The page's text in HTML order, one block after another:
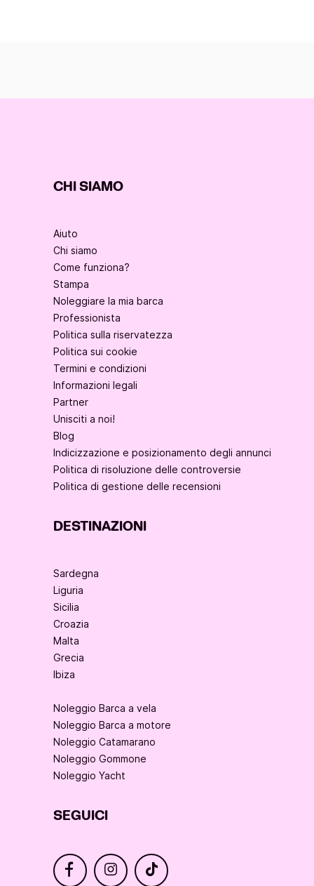
CHI SIAMO
Aiuto
Chi siamo
Come funziona?
Stampa
Noleggiare la mia barca
Professionista
Politica sulla riservatezza
Politica sui cookie
Termini e condizioni
Informazioni legali
Partner
Unisciti a noi!
Blog
Indicizzazione e posizionamento degli annunci
Politica di risoluzione delle controversie
Politica di gestione delle recensioni
DESTINAZIONI
Sardegna
Liguria
Sicilia
Croazia
Malta
Grecia
Ibiza
Noleggio Barca a vela
Noleggio Barca a motore
Noleggio Catamarano
Noleggio Gommone
Noleggio Yacht
SEGUICI